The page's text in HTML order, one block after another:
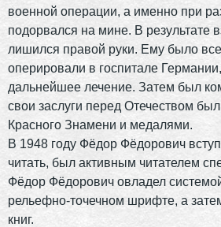
военной операции, а именно при
подорвался на мине. В результате
лишился правой руки. Ему было
оперировали в госпитале
дальнейшее лечение. Затем был
свои заслуги перед Отечеством
Красного Знамени и медалями.
В 1948 году Фёдор Фёдорович
читать, был активным читателем
Фёдор Фёдорович овладел
рельефно-точечном шрифте, а
книг.